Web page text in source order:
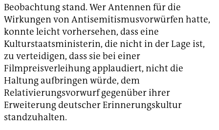
Beobachtung stand. Wer Antennen für die
Wirkungen von Antisemitismusvorwürfen hatte,
konnte leicht vorhersehen, dass eine
Kulturstaatsministerin, die nicht in der Lage ist,
zu verteidigen, dass sie bei einer
Filmpreisverleihung applaudiert, nicht die
Haltung aufbringen würde, dem
Relativierungsvorwurf gegenüber ihrer
Erweiterung deutscher Erinnerungskultur
standzuhalten.